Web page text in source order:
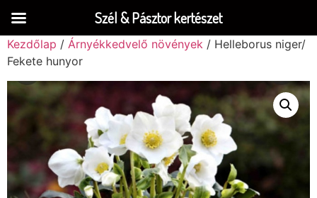
Kezdőlap / Árnyékkedvelő növények / Helleborus niger/
Fekete hunyor
Szél & Pásztor kertészet